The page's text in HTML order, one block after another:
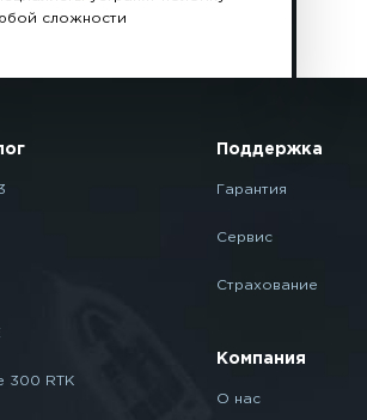
сложности
300 RTK
Поддержка
Гарантия
Сервис
Страхование
Компания
О нас